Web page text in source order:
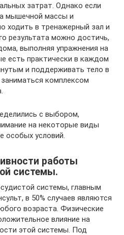
затрат. Однако если
мышечной массы и
ходить в тренажерный зал и
результата можно достичь,
выполняя упражнения на
есть практически в каждом
и поддерживать тело в
комплексом
с выбором,
на некоторые виды
особых условий.
работы
системы.
системы, главным
в 50% случаев являются
возраста. Физиче­ские
влияние на
этой системы. Под